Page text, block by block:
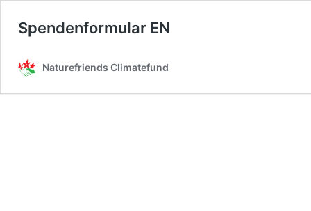
Spendenformular EN
Naturefriends Climatefund